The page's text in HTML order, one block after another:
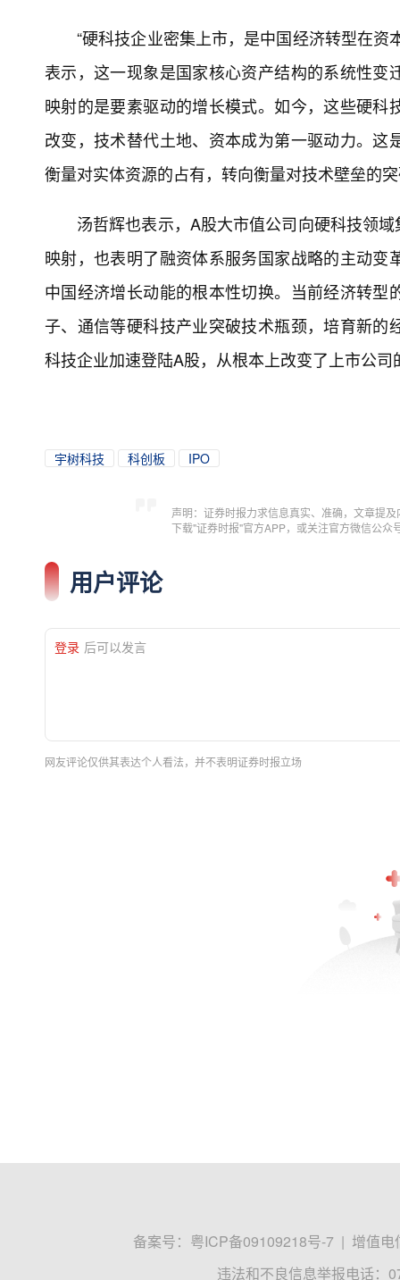
“硬科技企业密集上市，是中国经济转型在
表示，这一现象是国家核心资产结构的系统性
映射的是要素驱动的增长模式。如今，这些硬
改变，技术替代土地、资本成为第一驱动力。
衡量对实体资源的占有，转向衡量对技术壁垒的
汤哲辉也表示，A股大市值公司向硬科技领
映射，也表明了融资体系服务国家战略的主动
中国经济增长动能的根本性切换。当前经济转
子、通信等硬科技产业突破技术瓶颈，培育新
科技企业加速登陆A股，从根本上改变了上市公司
宇树科技 科创板 IPO
声明：证券时报力求信息真实、准确，文章提
下载"证券时报"官方APP，或关注官方微信公
用户评论
登录 后可以发言
网友评论仅供其表达个人看法，并不表明证券时报立场
备案号： 粤ICP备09109218号-7 | 增值电
违法和不良信息举报电话：